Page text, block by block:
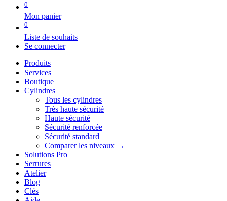
0
Mon panier
0
Liste de souhaits
Se connecter
Produits
Services
Boutique
Cylindres
Tous les cylindres
Très haute sécurité
Haute sécurité
Sécurité renforcée
Sécurité standard
Comparer les niveaux →
Solutions Pro
Serrures
Atelier
Blog
Clés